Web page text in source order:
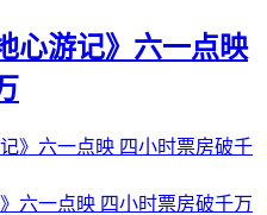
心游记》六一点映
六一点映 四小时票房破千万